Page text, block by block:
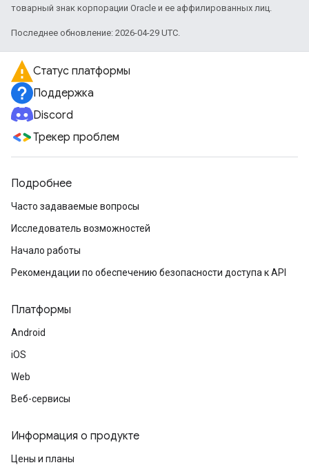
товарный знак корпорации Oracle и ее аффилированных лиц.
Последнее обновление: 2026-04-29 UTC.
Статус платформы
Поддержка
Discord
Трекер проблем
Подробнее
Часто задаваемые вопросы
Исследователь возможностей
Начало работы
Рекомендации по обеспечению безопасности доступа к API
Платформы
Android
iOS
Web
Веб-сервисы
Информация о продукте
Цены и планы